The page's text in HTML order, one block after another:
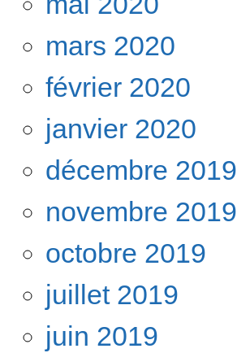
mars 2020
février 2020
janvier 2020
décembre 2019
novembre 2019
octobre 2019
juillet 2019
juin 2019